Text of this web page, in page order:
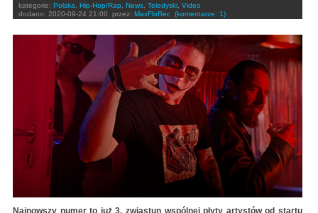
kategorie: Polska, Hip-Hop/Rap, News, Teledyski, Video
dodano: 2020-09-24 21:00 przez: MaxFloRec (komentarze: 1)
Najnowszy numer to już 3. zwiastun wspólnej płyty artystów od startu